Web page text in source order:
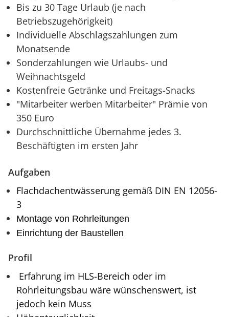
Bis zu 30 Tage Urlaub (je nach
Betriebszugehörigkeit)
Individuelle Abschlagszahlungen zum
Monatsende
Sonderzahlungen wie Urlaubs- und
Weihnachtsgeld
Kostenfreie Getränke und Freitags-Snacks
"Mitarbeiter werben Mitarbeiter" Prämie von
350 Euro
Durchschnittliche Übernahme jedes 3.
Beschäftigten im ersten Jahr
Aufgaben
Flachdachentwässerung gemäß DIN EN 12056-
3
Montage von Rohrleitungen
Einrichtung der Baustellen
Profil
Erfahrung im HLS-Bereich oder im
Rohrleitungsbau wäre wünschenswert, ist
jedoch kein Muss